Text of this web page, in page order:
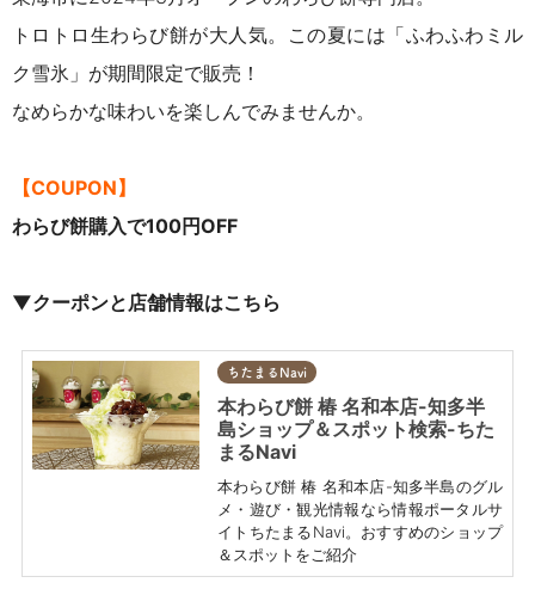
トロトロ生わらび餅が大人気。この夏には「ふわふわミル
ク雪氷」が期間限定で販売！
なめらかな味わいを楽しんでみませんか。
【COUPON】
わらび餅購入で100円OFF
▼クーポンと店舗情報はこちら
ちたまるNavi
本わらび餅 椿 名和本店-知多半
島ショップ＆スポット検索-ちた
まるNavi
本わらび餅 椿 名和本店-知多半島のグル
メ・遊び・観光情報なら情報ポータルサ
イトちたまるNavi。おすすめのショップ
＆スポットをご紹介